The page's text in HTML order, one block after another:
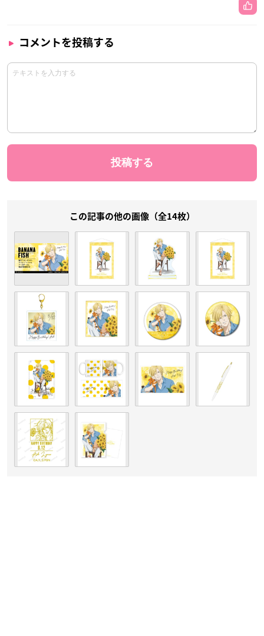
コメントを投稿する
この記事の他の画像（全14枚）